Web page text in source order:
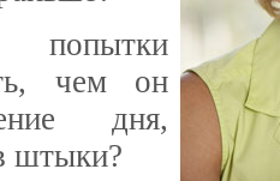
чем он
дня,
штыки?